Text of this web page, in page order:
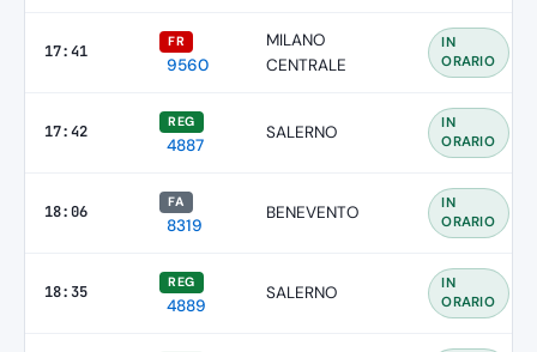
17:41
FR
9560
MILANO
CENTRALE
IN
ORARIO
17:42
REG
4887
SALERNO
IN
ORARIO
18:06
FA
8319
BENEVENTO
IN
ORARIO
18:35
REG
4889
SALERNO
IN
ORARIO